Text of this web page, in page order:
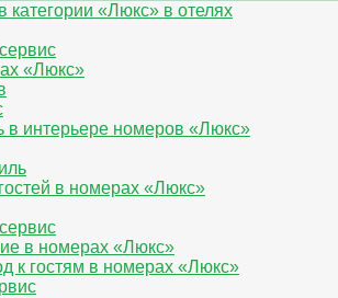
«Люкс» в отелях
«Люкс»
в интерьере номеров «Люкс»
в номерах «Люкс»
в номерах «Люкс»
к гостям в номерах «Люкс»